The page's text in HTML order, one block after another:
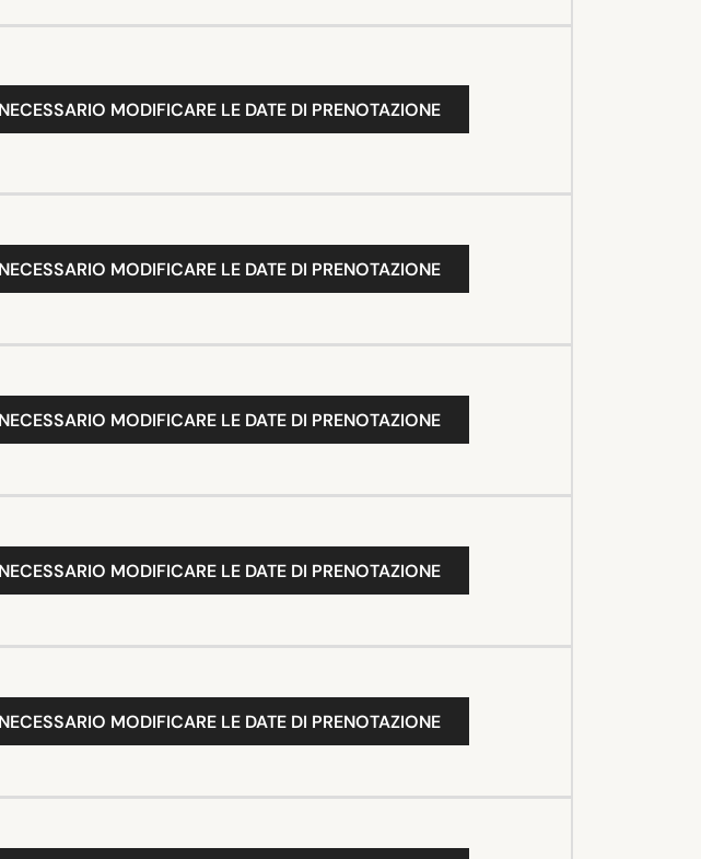
MODIFICARE LE DATE DI PRENOTAZIONE
MODIFICARE LE DATE DI PRENOTAZIONE
MODIFICARE LE DATE DI PRENOTAZIONE
MODIFICARE LE DATE DI PRENOTAZIONE
MODIFICARE LE DATE DI PRENOTAZIONE